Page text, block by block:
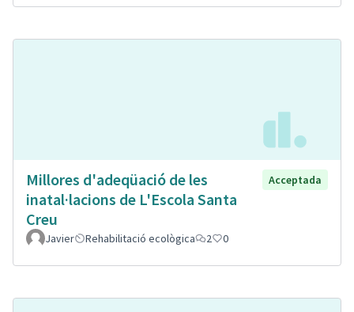
Millores d'adeqüació de les
inatal·lacions de L'Escola Santa
Creu
Acceptada
Javier Rehabilitació ecològica 2 0